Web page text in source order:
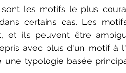
les motifs le plus
certains cas. Les
et ils peuvent être
avec plus d'un motif à
une typologie basée